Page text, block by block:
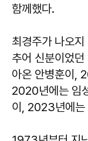
함께했다.
최경주가 나오
추어 신분이었
아온 안병훈이,
2020년에는 임
이, 2023년에는